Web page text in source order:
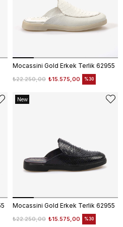
Mocassini Gold Erkek Terlik 62955
₺15.575,00
₺22.250,00 %30
Mocassini Gold Erkek Terlik 62955
₺15.575,00
₺22.250,00 %30
New